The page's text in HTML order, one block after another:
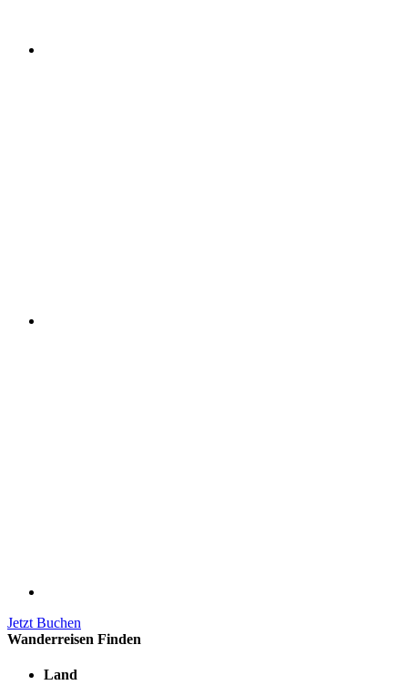
Jetzt Buchen
Wanderreisen Finden
Land